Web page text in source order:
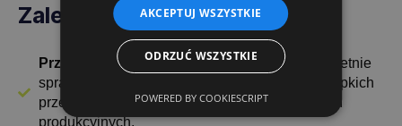
Zalety dla przemysłu
Przemysł tworzyw sztucznych– Gitterbox świetnie
sprawdza się w przechowywaniu materiałów sypkich
przed ich dalszym przetwarzaniem w procesach
produkcyjnych.
AKCEPTUJ WSZYSTKIE
ODRZUĆ WSZYSTKIE
POWERED BY COOKIESCRIPT